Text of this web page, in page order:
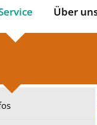
Über